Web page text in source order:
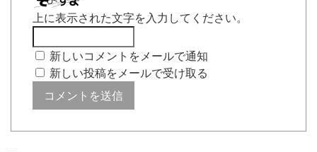
上に表示された文字を入力してください。
新しいコメントをメールで通知
新しい投稿をメールで受け取る